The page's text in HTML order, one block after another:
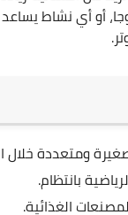
أو أي نشاط
.
ومتعددة خلال
بانتظام.
الغذائية.